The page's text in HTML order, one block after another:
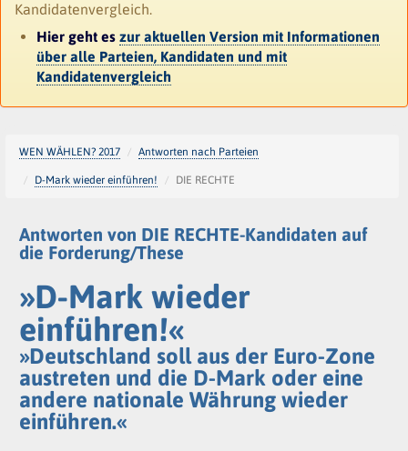
Kandidatenvergleich.
Hier geht es zur aktuellen Version mit Informationen
über alle Parteien, Kandidaten und mit
Kandidatenvergleich
WEN WÄHLEN? 2017 Antworten nach Parteien
D-Mark wieder einführen! DIE RECHTE
Antworten von DIE RECHTE-Kandidaten auf
die Forderung/These
»D-Mark wieder
einführen!«
»Deutschland soll aus der Euro-Zone
austreten und die D-Mark oder eine
andere nationale Währung wieder
einführen.«